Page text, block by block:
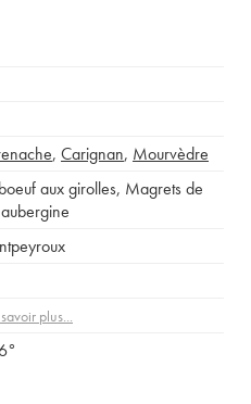
, Carignan, Mourvèdre
aux girolles, Magrets de
plus...